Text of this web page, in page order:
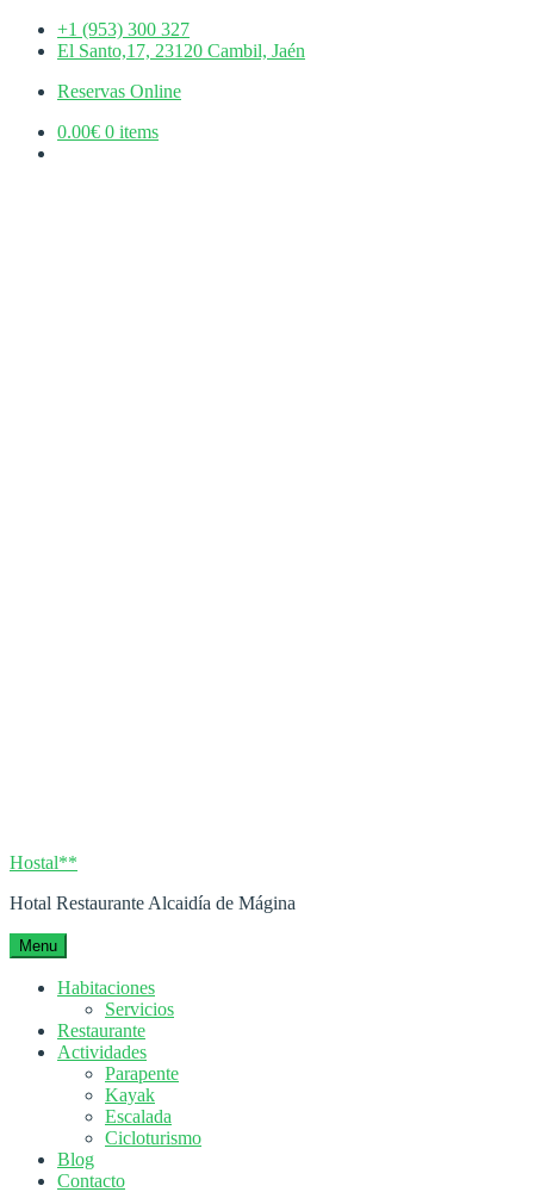
Skip
+1 (953) 300 327
El Santo,17, 23120 Cambil, Jaén
Reservas Online
0.00€ 0 items
Hostal**
Hotal Restaurante Alcaidía de Mágina
Menu
Habitaciones
Servicios
Restaurante
Actividades
Parapente
Kayak
Escalada
Cicloturismo
Blog
Contacto